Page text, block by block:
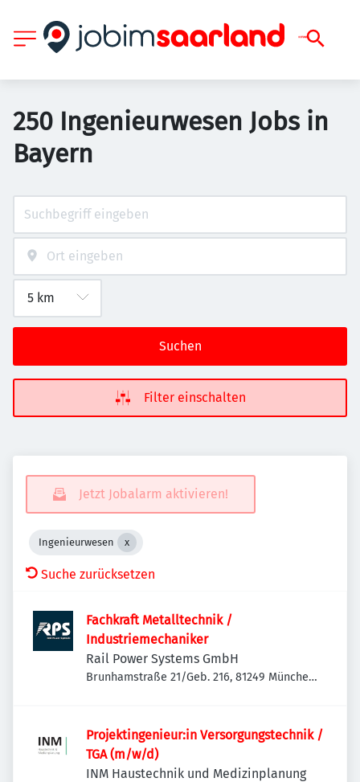
250 Ingenieurwesen Jobs in
Bayern
Suchen
Filter einschalten
Jetzt Jobalarm aktivieren!
Ingenieurwesen
Suche zurücksetzen
Fachkraft Metalltechnik /
Industriemechaniker
Rail Power Systems GmbH
Brunhamstraße 21/Geb. 216, 81249 München-
Projektingenieur:in Versorgungstechnik /
TGA (m/w/d)
INM Haustechnik und Medizinplanung